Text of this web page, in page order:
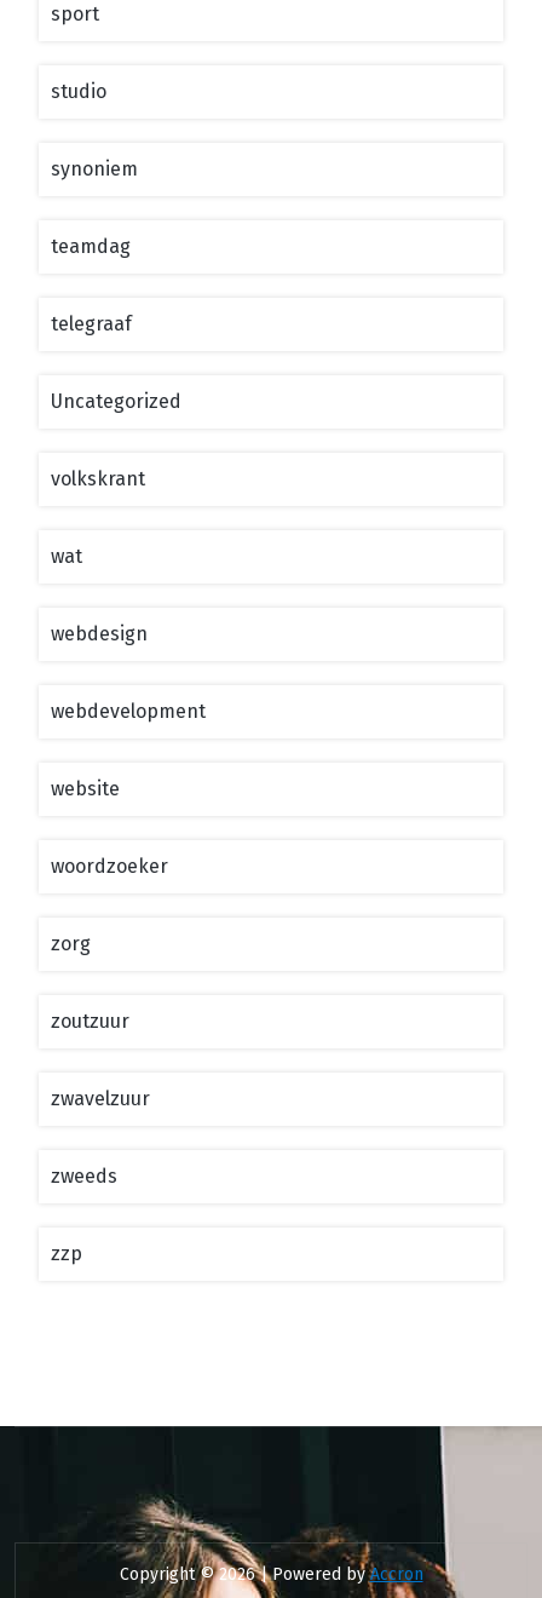
sport
studio
synoniem
teamdag
telegraaf
Uncategorized
volkskrant
wat
webdesign
webdevelopment
website
woordzoeker
zorg
zoutzuur
zwavelzuur
zweeds
zzp
Copyright © 2026 | Powered byAccron